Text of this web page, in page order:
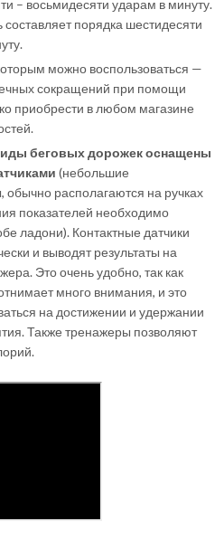
– восьмидесяти ударам в минуту.
составляет порядка шестидесяти
можно воспользоваться —
сокращений при помощи
приобрести в любом магазине
беговых дорожек оснащены
(небольшие
обычно располагаются на ручках
показателей необходимо
ладони). Контактные датчики
и выводят результаты на
Это очень удобно, так как
много внимания, и это
на достижении и удержании
Также тренажеры позволяют